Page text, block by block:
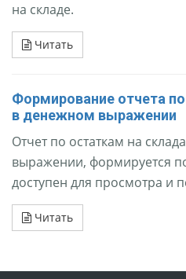
на складе.
Читать
Формирование отчета
в денежном выражении
Отчет по остаткам на
выражении, формируется
доступен для просмотра и
Читать